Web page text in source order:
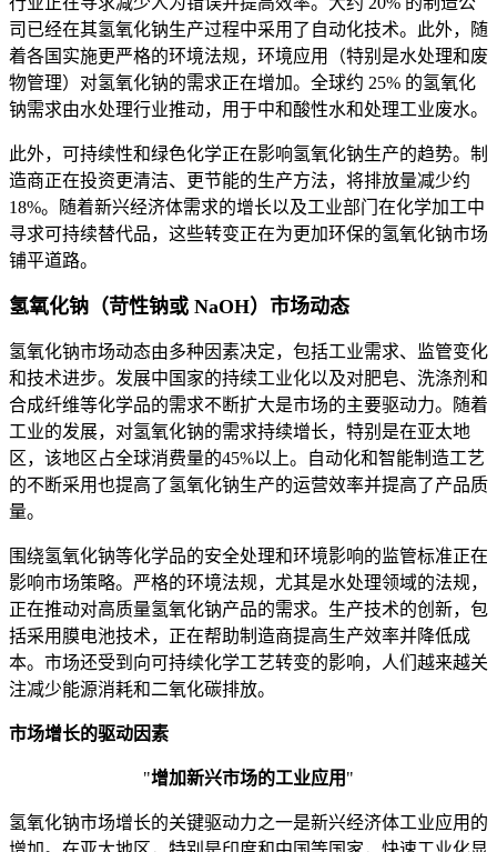
司已经在其氢氧化钠生产过程中采用了自动化技术。此外，随
着各国实施更严格的环境法规，环境应用（特别是水处理和废
物管理）对氢氧化钠的需求正在增加。全球约 25% 的氢氧化
钠需求由水处理行业推动，用于中和酸性水和处理工业废水。
此外，可持续性和绿色化学正在影响氢氧化钠生产的趋势。制
造商正在投资更清洁、更节能的生产方法，将排放量减少约
18%。随着新兴经济体需求的增长以及工业部门在化学加工中
寻求可持续替代品，这些转变正在为更加环保的氢氧化钠市场
铺平道路。
氢氧化钠（苛性钠或 NaOH）市场动态
氢氧化钠市场动态由多种因素决定，包括工业需求、监管变化
和技术进步。发展中国家的持续工业化以及对肥皂、洗涤剂和
合成纤维等化学品的需求不断扩大是市场的主要驱动力。随着
工业的发展，对氢氧化钠的需求持续增长，特别是在亚太地
区，该地区占全球消费量的45%以上。自动化和智能制造工艺
的不断采用也提高了氢氧化钠生产的运营效率并提高了产品质
量。
围绕氢氧化钠等化学品的安全处理和环境影响的监管标准正在
影响市场策略。严格的环境法规，尤其是水处理领域的法规，
正在推动对高质量氢氧化钠产品的需求。生产技术的创新，包
括采用膜电池技术，正在帮助制造商提高生产效率并降低成
本。市场还受到向可持续化学工艺转变的影响，人们越来越关
注减少能源消耗和二氧化碳排放。
市场增长的驱动因素
"增加新兴市场的工业应用 "
氢氧化钠市场增长的关键驱动力之一是新兴经济体工业应用的